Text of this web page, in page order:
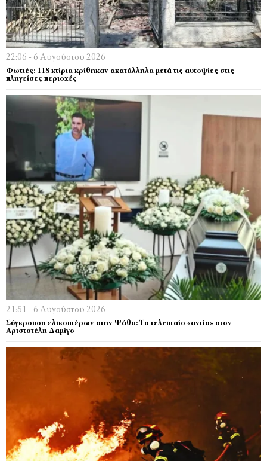
22:06 - 6 Αυγούστου 2026
Φωτιές: 118 κτίρια κρίθηκαν ακατάλληλα μετά τις αυτοψίες στις
πληγείσες περιοχές
21:51 - 6 Αυγούστου 2026
Σύγκρουση ελικοπτέρων στην Ψάθα: Tο τελευταίο «αντίο» στον
Αριστοτέλη Δαμίγο